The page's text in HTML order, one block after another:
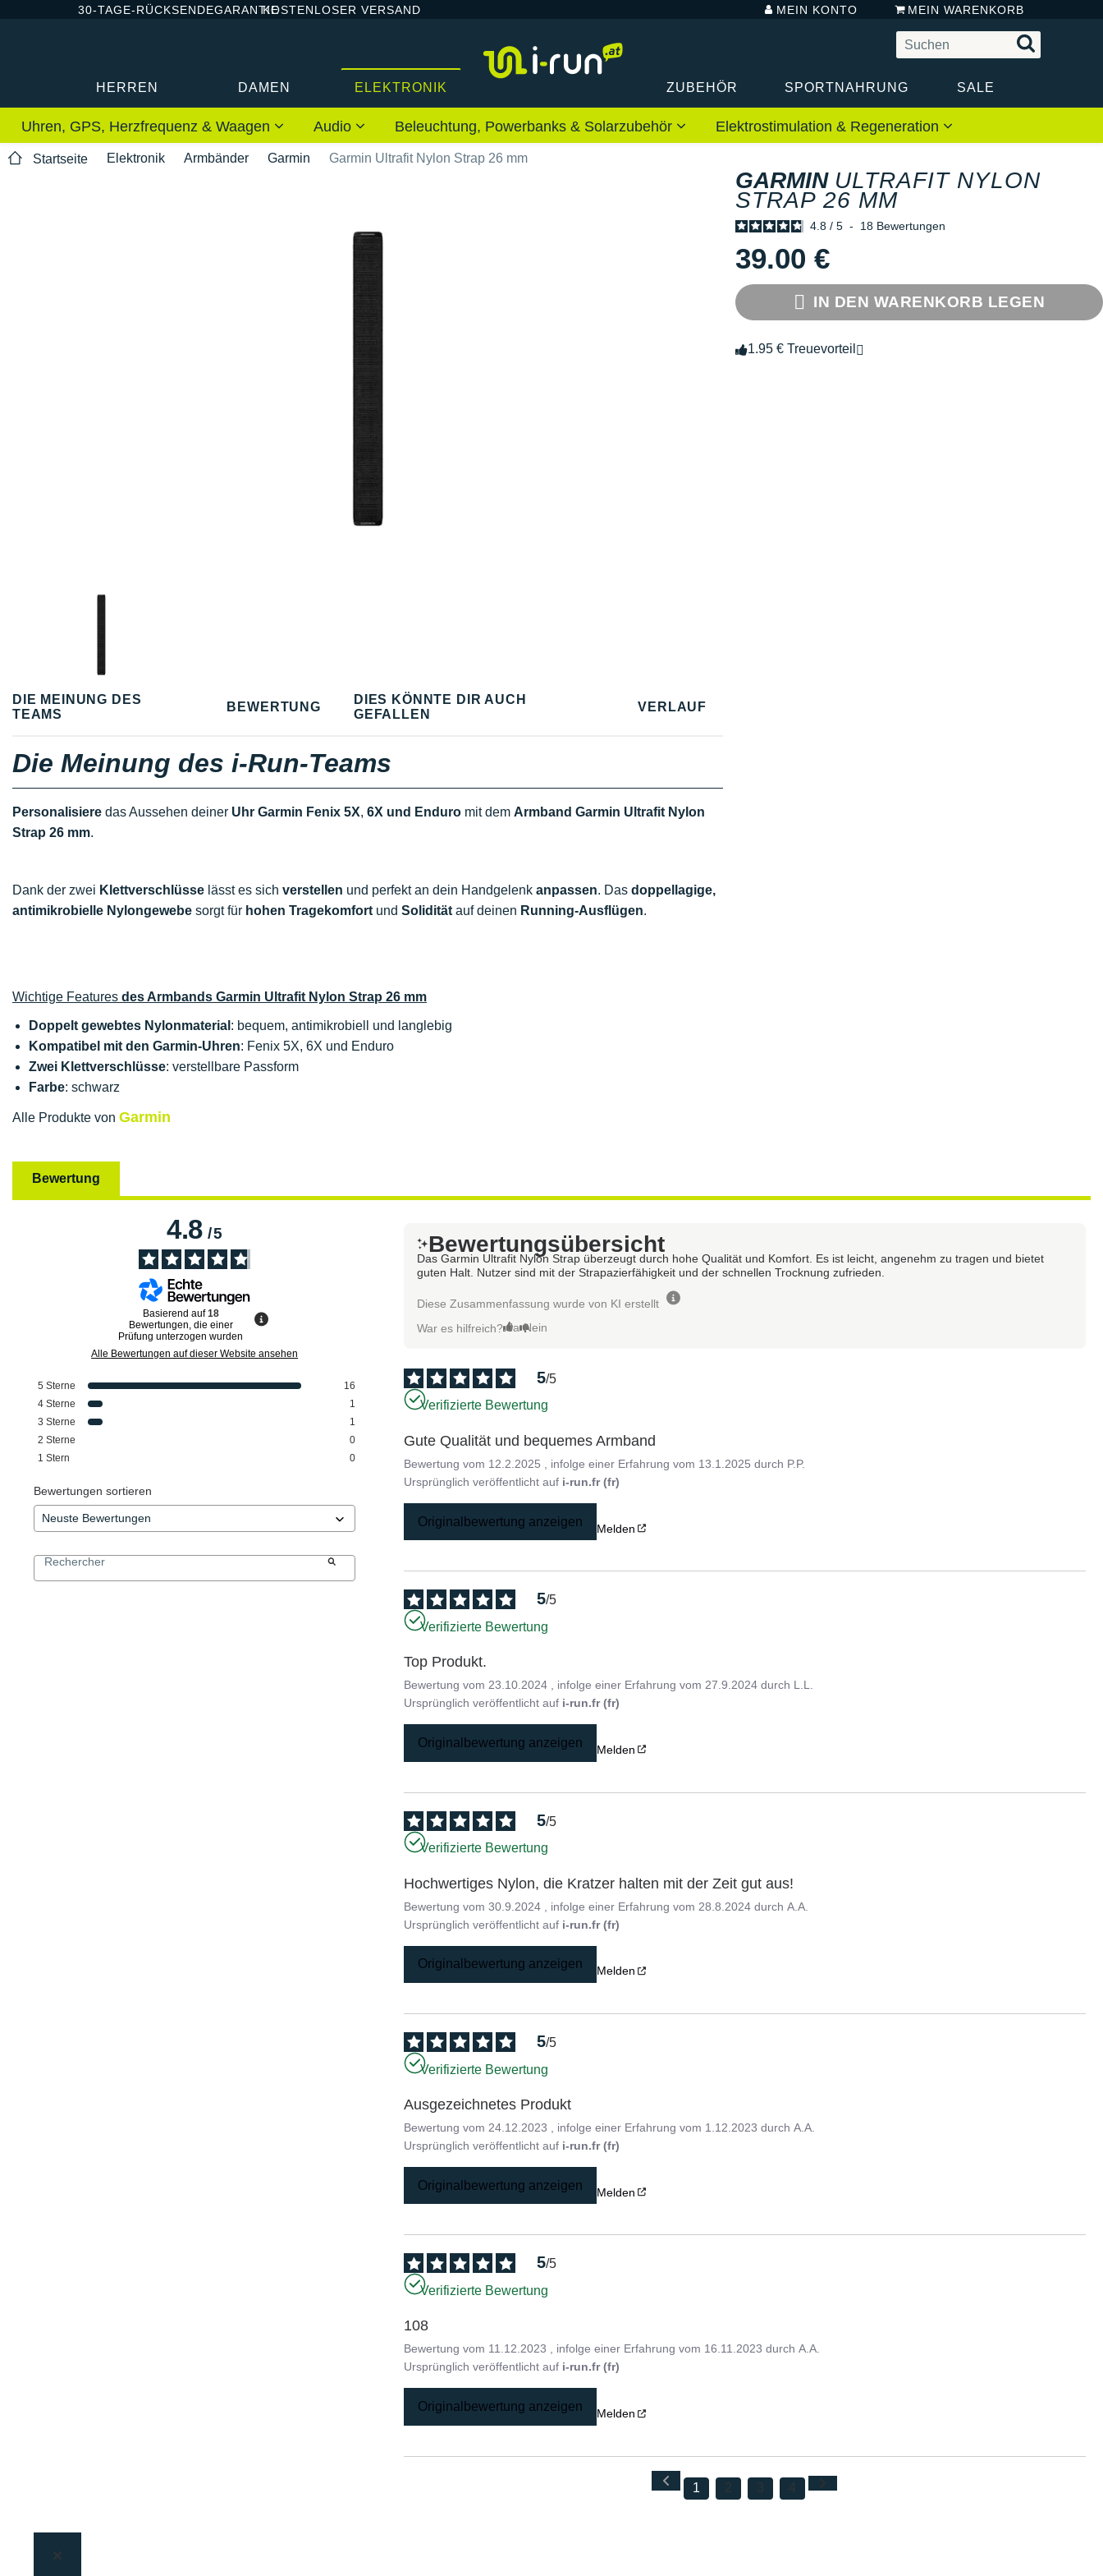
30-TAGE-RÜCKSENDEGARANTIEKOSTENLOSER VERSAND MEIN KONTO MEIN WARENKORB
HERREN DAMEN ELEKTRONIK ZUBEHÖR SPORTNAHRUNG SALE
Uhren, GPS, Herzfrequenz & Waagen Audio Beleuchtung, Powerbanks & Solarzubehör Elektrostimulation & Regeneration
Startseite Elektronik Armbänder Garmin Garmin Ultrafit Nylon Strap 26 mm
GARMIN ULTRAFIT NYLON
STRAP 26 MM
4.8 / 5 - 18 Bewertungen
39.00 €
IN DEN WARENKORB LEGEN
1.95 € Treuevorteil
DIE MEINUNG DES
TEAMS
BEWERTUNG
DIES KÖNNTE DIR AUCH
GEFALLEN
VERLAUF
Die Meinung des i-Run-Teams
Personalisiere das Aussehen deiner Uhr Garmin Fenix 5X, 6X und Enduro mit dem Armband Garmin Ultrafit Nylon
Strap 26 mm.
Dank der zwei Klettverschlüsse lässt es sich verstellen und perfekt an dein Handgelenk anpassen. Das doppellagige,
antimikrobielle Nylongewebe sorgt für hohen Tragekomfort und Solidität auf deinen Running-Ausflügen.
Wichtige Features des Armbands Garmin Ultrafit Nylon Strap 26 mm
Doppelt gewebtes Nylonmaterial : bequem, antimikrobiell und langlebig
Kompatibel mit den Garmin-Uhren: Fenix 5X, 6X und Enduro
Zwei Klettverschlüsse: verstellbare Passform
Farbe: schwarz
Alle Produkte von Garmin
Bewertung
4.8/5
Basierend auf18
Bewertungen, die einer
Prüfung unterzogen wurden
Alle Bewertungen auf dieser Website ansehen
5 Sterne
16
4 Sterne
1
3 Sterne
1
2 Sterne
0
1 Stern 0
Bewertungen sortieren
Bewertungsübersicht
Das Garmin Ultrafit Nylon Strap überzeugt durch hohe Qualität und Komfort. Es ist leicht, angenehm zu tragen und bietet
guten Halt. Nutzer sind mit der Strapazierfähigkeit und der schnellen Trocknung zufrieden.
Diese Zusammenfassung wurde von KI erstellt
War es hilfreich? Ja Nein
5/5
Verifizierte Bewertung
Gute Qualität und bequemes Armband
Bewertung vom 12.2.2025 , infolge einer Erfahrung vom 13.1.2025 durch P.P.
Ursprünglich veröffentlicht auf i-run.fr (fr)
Originalbewertung anzeigen Melden
5/5
Verifizierte Bewertung
Top Produkt.
Bewertung vom23.10.2024 , infolge einer Erfahrung vom27.9.2024 durch L.L.
Ursprünglich veröffentlicht auf i-run.fr (fr)
Originalbewertung anzeigen Melden
5/5
Verifizierte Bewertung
Hochwertiges Nylon, die Kratzer halten mit der Zeit gut aus!
Bewertung vom30.9.2024 , infolge einer Erfahrung vom 28.8.2024 durchA.A.
Ursprünglich veröffentlicht auf i-run.fr (fr)
Originalbewertung anzeigen Melden
5/5
Verifizierte Bewertung
Ausgezeichnetes Produkt
Bewertung vom 24.12.2023 , infolge einer Erfahrung vom 1.12.2023 durchA.A.
Ursprünglich veröffentlicht auf i-run.fr (fr)
Originalbewertung anzeigen Melden
5/5
Verifizierte Bewertung
108
Bewertung vom 11.12.2023 , infolge einer Erfahrung vom 16.11.2023 durchA.A.
Ursprünglich veröffentlicht auf i-run.fr (fr)
Originalbewertung anzeigen Melden
1 2 3 4